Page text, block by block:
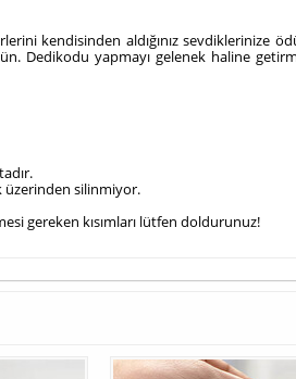
kendisinden aldığınız sevdiklerinize
Dedikodu yapmayı gelenek haline
üzerinden silinmiyor.
gereken kısımları lütfen doldurunuz!